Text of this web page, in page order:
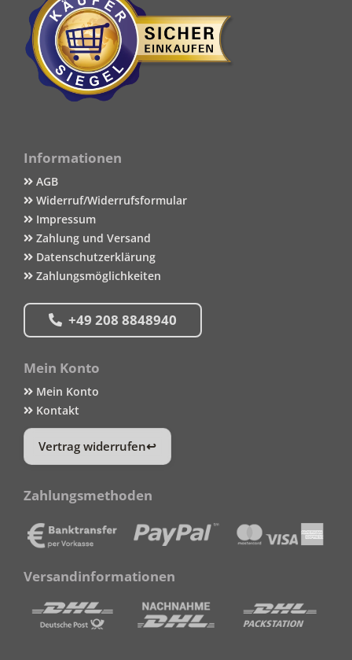
Informationen
AGB
Widerruf/Widerrufsformular
Impressum
Zahlung und Versand
Datenschutzerklärung
Zahlungsmöglichkeiten
+49 208 8848940
Mein Konto
Mein Konto
Kontakt
Vertrag widerrufen
Zahlungsmethoden
Versandinformationen